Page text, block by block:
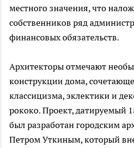
местного значения, что
собственников ряд
финансовых обязательств.
Архитекторы отмечают
конструкции дома,
классицизма, эклектики и
рококо. Проект, датируемый
был разработан городским
Петром Уткиным, который